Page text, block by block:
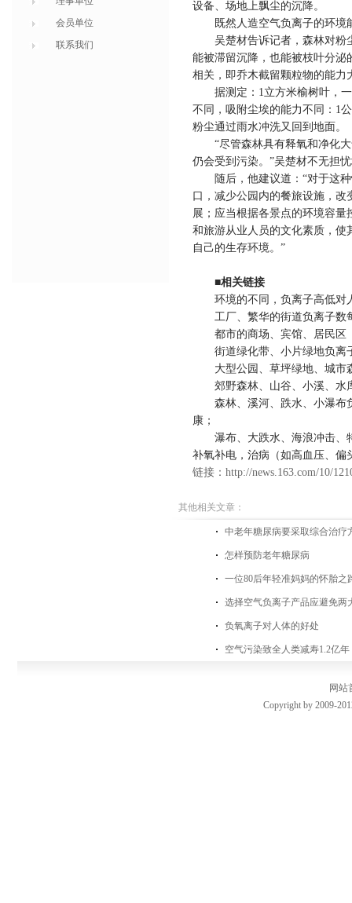
会员单位
联系我们
设备、场地上飘尘的沉降。
既然人造空气负离子的环境能
吴楚材告诉记者，森林对粉尘
能被滞留沉降，也能被枝叶分泌
相关，即乔木截留颗粒物的能力
据测定： 1立方米榆树叶，
不同，吸附尘埃的能力不同： 1
粉尘通过雨水冲洗又回到地面。
“尽管森林具有释氧和净化
仍会受到污染。 ”吴楚材不无担
随后，他建议道： “对于这
口，减少公园内的餐旅设施，
展；应当根据各景点的环境容
和旅游从业人员的文化素质，使
自己的生存环境。 ”
■相关链接
环境的不同，负离子高低对
工厂、繁华的街道负离子数
都市的商场、宾馆、居民区
街道绿化带、小片绿地负离
大型公园、草坪绿地、城市
郊野森林、山谷、小溪、水
森林、溪河、跌水、小瀑布
康；
瀑布、大跌水、海浪冲击、
补氧补电，治病（如高血压、偏
链接： http://news.163.com/10/
其他相关文章：
中老年糖尿病要采取综合治疗
怎样预防老年糖尿病
一位80后年轻准妈妈的怀胎之
选择空气负离子产品应避免两
负氧离子对人体的好处
空气污染致全人类减寿1.2亿
网站
Copyright by 2009-